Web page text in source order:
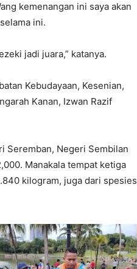
kemenangan ini saya akan
ini.
jadi juara,” katanya.
Kebudayaan, Kesenian,
Kanan, Izwan Razif
Seremban, Negeri Sembilan
Manakala tempat ketiga
kilogram, juga dari spesies